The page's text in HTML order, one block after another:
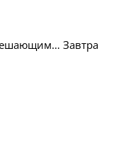
Завтра